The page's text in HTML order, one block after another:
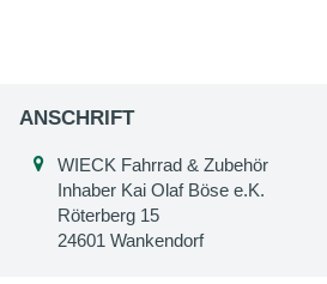
ANSCHRIFT
WIECK Fahrrad & Zubehör
Inhaber Kai Olaf Böse e.K.
Röterberg 15
24601 Wankendorf